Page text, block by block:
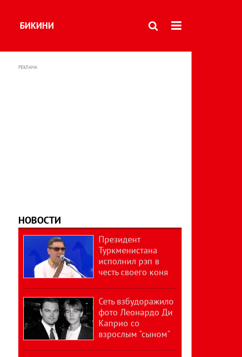
БИКИНИ
РЕКЛАМА
НОВОСТИ
Президент
Туркменистана
исполнил рэп в
честь своего коня
Сеть взбудоражило
фото Леонардо Ди
Каприо со
взрослым "сыном"